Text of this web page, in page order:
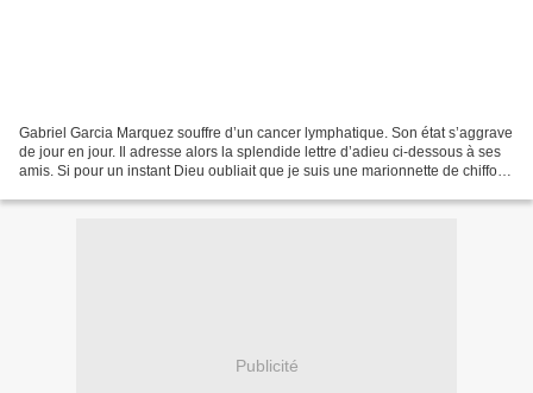
Gabriel Garcia Marquez souffre d’un cancer lymphatique. Son état s’aggrave
de jour en jour. Il adresse alors la splendide lettre d’adieu ci-dessous à ses
amis. Si pour un instant Dieu oubliait que je suis une marionnette de chiffon
Publicité